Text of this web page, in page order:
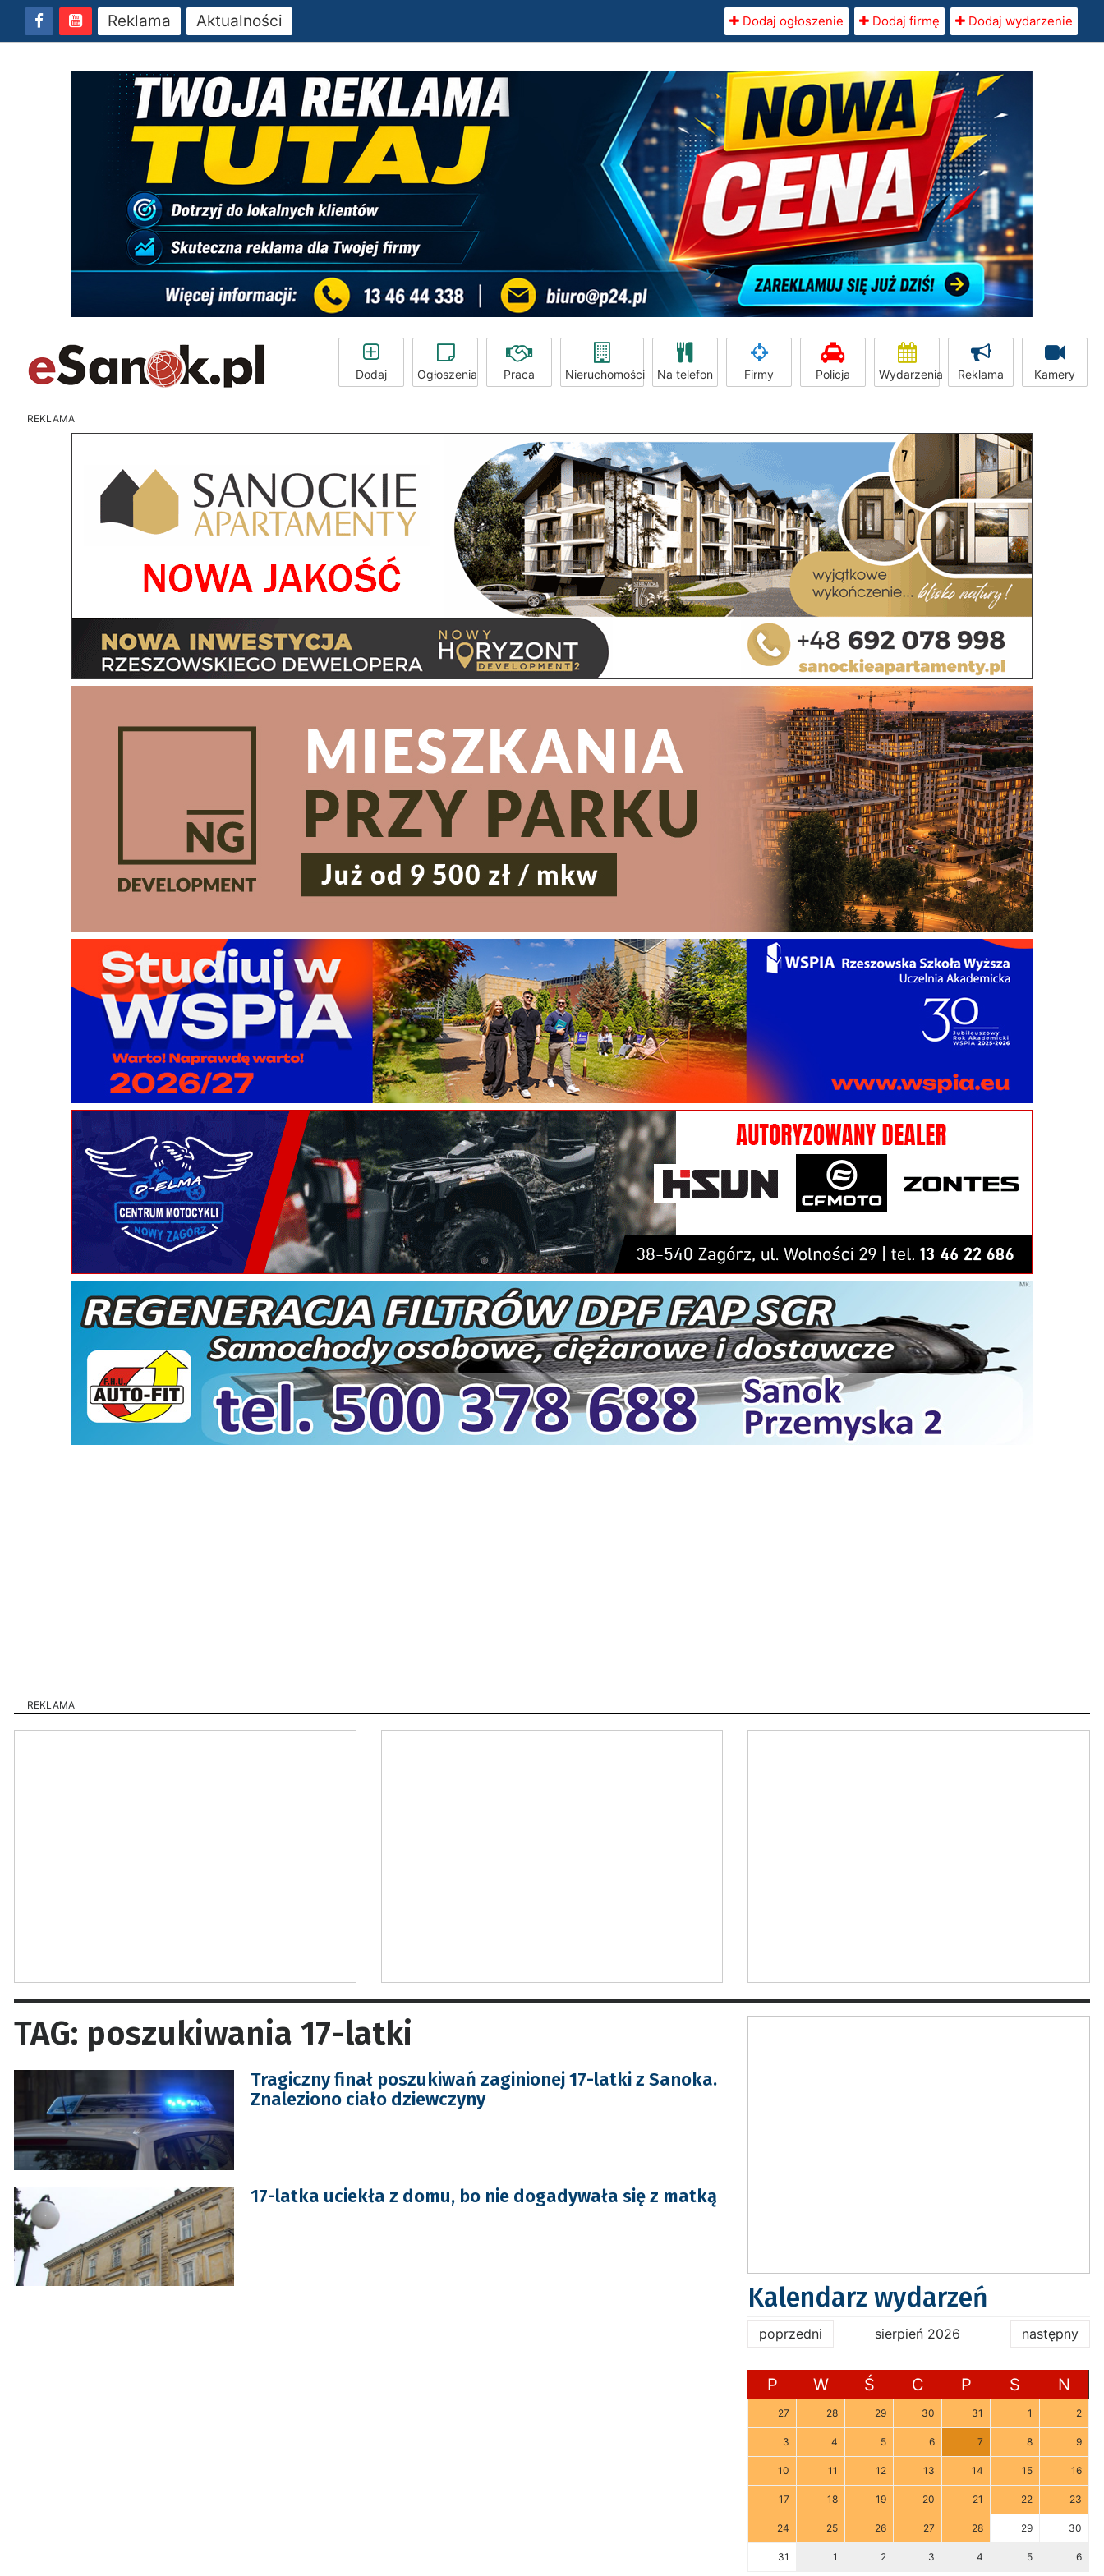
Reklama Aktualności Dodaj ogłoszenie Dodaj firmę Dodaj wydarzenie
Dodaj Ogłoszenia Praca Nieruchomości Na telefon Firmy Policja Wydarzenia Reklama Kamery
REKLAMA
REKLAMA
TAG: poszukiwania 17-latki
Tragiczny finał poszukiwań zaginionej 17-latki z Sanoka.
Znaleziono ciało dziewczyny
17-latka uciekła z domu, bo nie dogadywała się z matką
Kalendarz wydarzeń
poprzedni sierpień 2026 następny
P W Ś C P S N
27 28 29 30 31 1 2
3 4 5 6 7 8 9
10 11 12 13 14 15 16
17 18 19 20 21 22 23
24 25 26 27 28 29 30
31 1 2 3 4 5 6